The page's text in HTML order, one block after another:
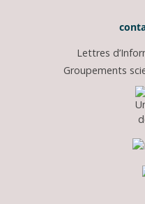
Lettres
Groupements